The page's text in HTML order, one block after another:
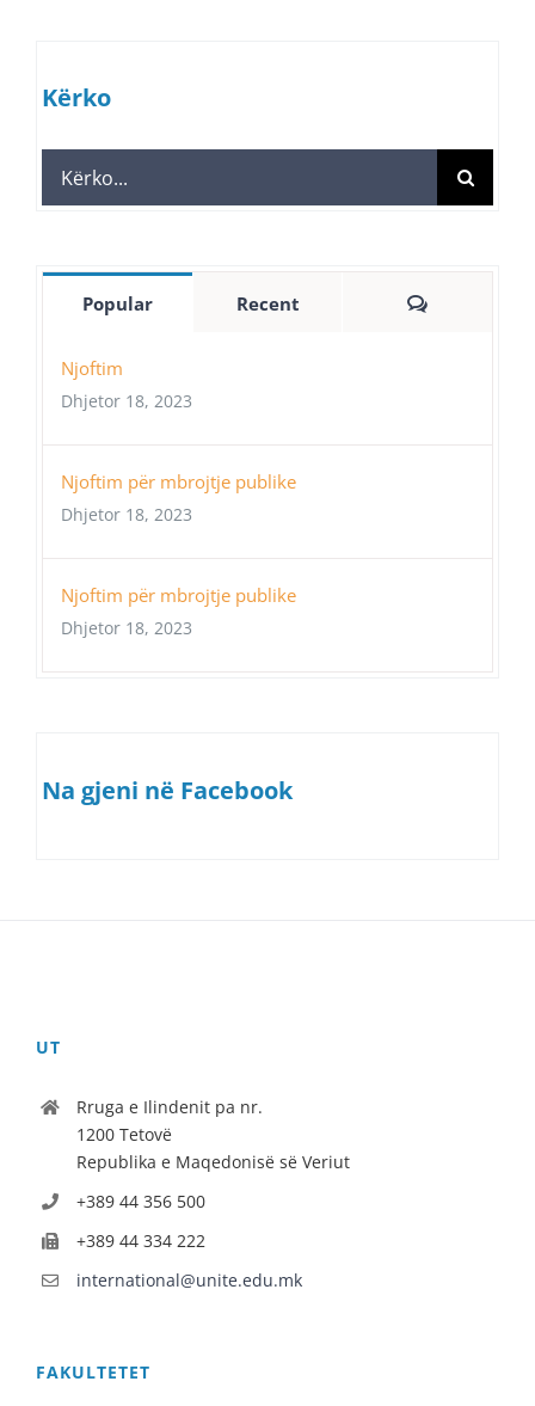
Kërko
Search
for:
Popular Recent Comments
Njoftim
Dhjetor 18, 2023
Njoftim për mbrojtje publike
Dhjetor 18, 2023
Njoftim për mbrojtje publike
Dhjetor 18, 2023
Na gjeni në Facebook
UT
Rruga e Ilindenit pa nr.
1200 Tetovë
Republika e Maqedonisë së Veriut
+389 44 356 500
+389 44 334 222
international@unite.edu.mk
FAKULTETET